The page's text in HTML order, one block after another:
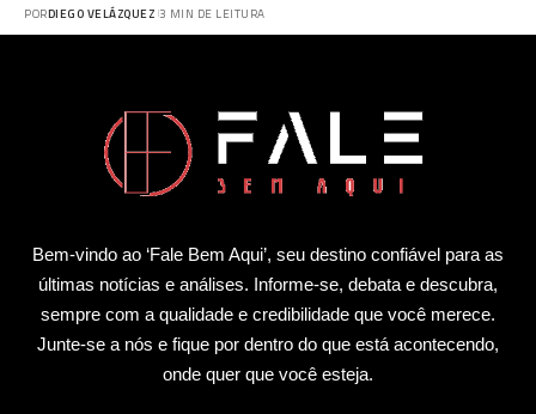
PORDIEGO VELÁZQUEZ 3 MIN DE LEITURA
Bem-vindo ao ‘Fale Bem Aqui’, seu destino confiável para as
últimas notícias e análises. Informe-se, debata e descubra,
sempre com a qualidade e credibilidade que você merece.
Junte-se a nós e fique por dentro do que está acontecendo,
onde quer que você esteja.